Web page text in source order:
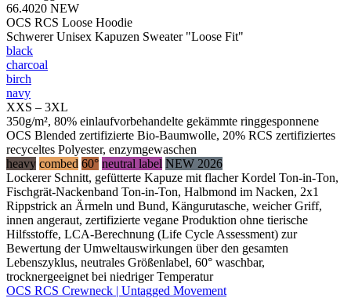
66.4020 NEW
OCS RCS Loose Hoodie
Schwerer Unisex Kapuzen Sweater "Loose Fit"
black
charcoal
birch
navy
XXS – 3XL
350g/m², 80% einlaufvorbehandelte gekämmte ringgesponnene
OCS Blended zertifizierte Bio-Baumwolle, 20% RCS zertifiziertes
recyceltes Polyester, enzymgewaschen
heavy combed 60° neutral label NEW 2026
Lockerer Schnitt, gefütterte Kapuze mit flacher Kordel Ton-in-Ton,
Fischgrät-Nackenband Ton-in-Ton, Halbmond im Nacken, 2x1
Rippstrick an Ärmeln und Bund, Kängurutasche, weicher Griff,
innen angeraut, zertifizierte vegane Produktion ohne tierische
Hilfsstoffe, LCA-Berechnung (Life Cycle Assessment) zur
Bewertung der Umweltauswirkungen über den gesamten
Lebenszyklus, neutrales Größenlabel, 60° waschbar,
trocknergeeignet bei niedriger Temperatur
OCS RCS Crewneck | Untagged Movement